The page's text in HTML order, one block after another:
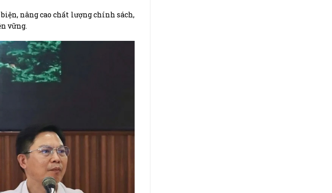
nâng cao chất lượng chính sách,
vững.